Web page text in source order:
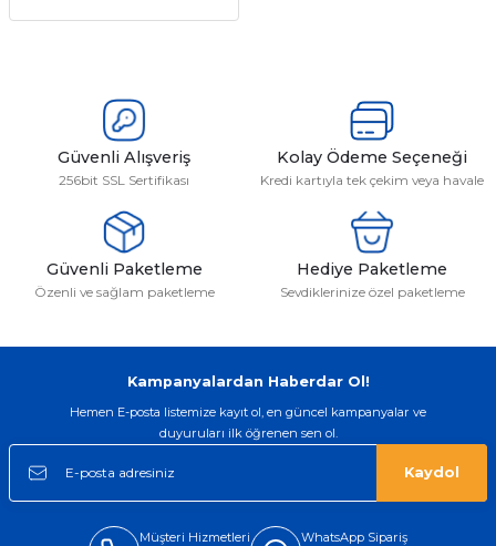
Güvenli Alışveriş
256bit SSL Sertifikası
Kolay Ödeme Seçeneği
Kredi kartıyla tek çekim veya havale
Güvenli Paketleme
Özenli ve sağlam paketleme
Hediye Paketleme
Sevdiklerinize özel paketleme
Kampanyalardan Haberdar Ol!
Hemen E-posta listemize kayıt ol, en güncel kampanyalar ve
duyuruları ilk öğrenen sen ol.
Kaydol
Müşteri Hizmetleri WhatsApp Sipariş